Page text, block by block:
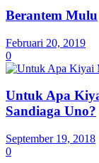
Berantem Mulu
Februari 20, 2019
0
Untuk Apa
Sandiaga Uno?
September 19, 2018
0